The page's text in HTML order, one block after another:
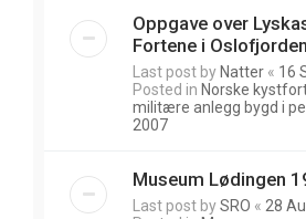
Oppgave over
Fortene i Oslofjorden
Last post by Natter « 16
Posted in Norske
militære anlegg bygd i
2007
Museum Lødingen
Last post bySRO « 28